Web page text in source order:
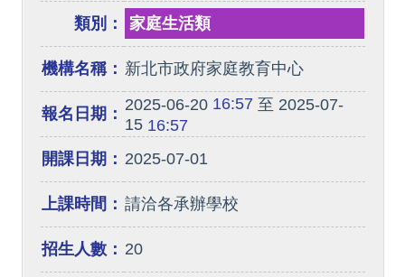
類別：
家庭生活類
機構名稱： 新北市政府家庭教育中心
報名日期： 2025-06-2016:57 至 2025-07-
1516:57
開課日期： 2025-07-01
上課時間： 請洽各承辦學校
招生人數： 20